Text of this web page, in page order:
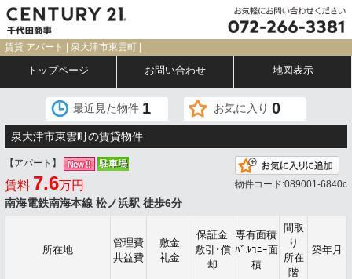
賃貸 アパート | 泉大津市東雲町 |
トップページ お問い合わせ 地図表示
最近見た物件 1 お気に入り 0
泉大津市東雲町の賃貸物件
【アパート】
賃料 7.6万円
南海電鉄南海本線 松ノ浜駅 徒歩6分
物件コード:089001-6840c
所在地
管理費
共益費
敷金
礼金
保証金
敷引･償
却
専有面積
ﾊﾞﾙｺﾆｰ面
積
間取
り
所在
階
築年月